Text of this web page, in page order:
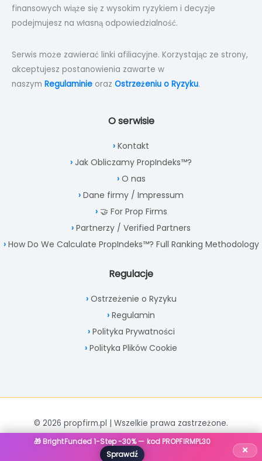
finansowych wiąże się z wysokim ryzykiem i decyzje
podejmujesz na własną odpowiedzialność.
Serwis może zawierać linki afiliacyjne. Korzystając ze strony,
akceptujesz postanowienia zawarte w
naszym Regulaminie oraz Ostrzeżeniu o Ryzyku.
O serwisie
Kontakt
Jak Obliczamy PropIndeks™?
O nas
Dane firmy / Impressum
🤝 For Prop Firms
Partnerzy / Verified Partners
How Do We Calculate PropIndeks™? Full Ranking Methodology
Regulacje
Ostrzeżenie o Ryzyku
Regulamin
Polityka Prywatności
Polityka Plików Cookie
© 2026 propfirm.pl | Wszelkie prawa zastrzeżone.
🎁 BrightFunded 1-Step -30% — kod PROPFIRMPL30
Sprawdź
×